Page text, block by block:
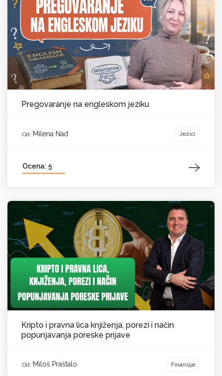
Pregovaranje na engleskom jeziku
Od: Milena Nađ Jezici
Ocena: 5
Kripto i pravna lica knjiženja, porezi i način
popunjavanja poreske prijave
Od: Miloš Praštalo Finansije